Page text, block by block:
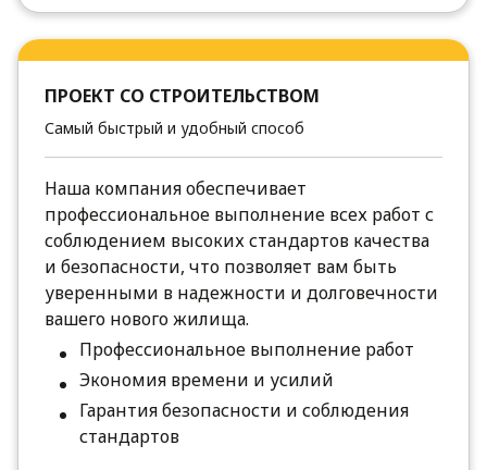
ПРОЕКТ СО СТРОИТЕЛЬСТВОМ
Самый быстрый и удобный способ
Наша компания обеспечивает
профессиональное выполнение всех работ с
соблюдением высоких стандартов качества
и безопасности, что позволяет вам быть
уверенными в надежности и долговечности
вашего нового жилища.
Профессиональное выполнение работ
Экономия времени и усилий
Гарантия безопасности и соблюдения
стандартов